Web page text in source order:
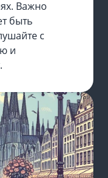
Важно
быть
с
и